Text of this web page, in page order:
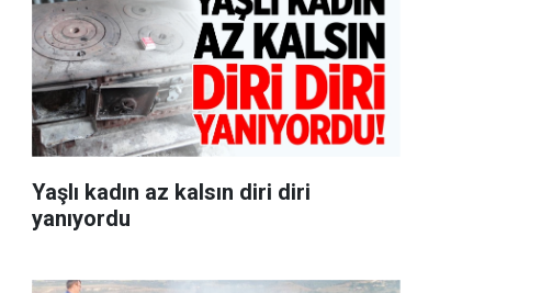
Yaşlı kadın az kalsın diri diri
yanıyordu